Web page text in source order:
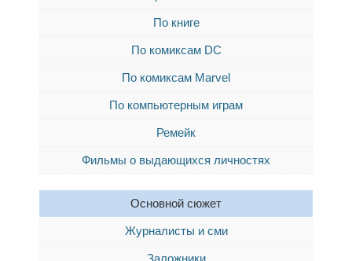
По книге
По комиксам DC
По комиксам Marvel
По компьютерным играм
Ремейк
Фильмы о выдающихся личностях
Основной сюжет
Журналисты и сми
Заложники